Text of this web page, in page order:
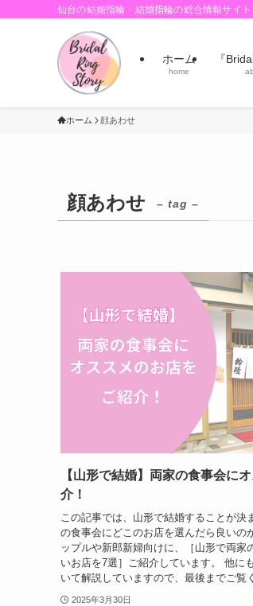
仙台の結婚指輪・結婚指輪の総合情報サイ
ホーム
home
『
ホーム 顔あわせ
顔あわせ – tag –
【山形で結婚】両家の食事会に
介！
この記事では、山形で結婚することが決
の食事会にどこのお店を選んだら良いの
ップルや新郎新婦向けに、［山形で両家
いお店を7選］ご紹介しています。 他に
いて解説していますので、最後までご覧
2025年3月30日